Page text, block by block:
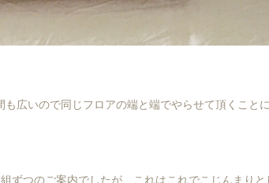
広いので同じフロアの端と端でやらせて頂くことに
ずつのご案内でしたが、これはこれでこじんまり